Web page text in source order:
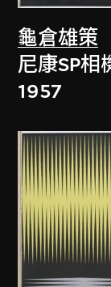
龜倉雄策
尼康SP相
1957